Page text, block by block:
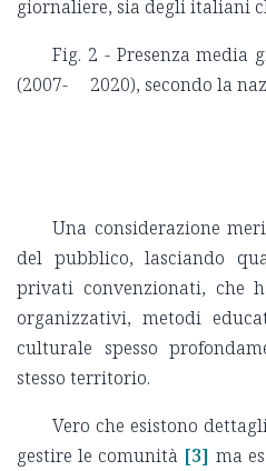
giornaliere, sia degli italiani
Fig. 2 - Presenza media
(2007- 2020), secondo la
Una considerazione
del pubblico, lasciando
privati convenzionati, che
organizzativi, metodi
culturale spesso
stesso territorio.
Vero che esistono
gestire le comunità [3] ma